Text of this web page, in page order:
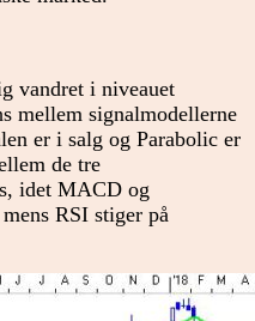
vandret i niveauet
mellem signalmodellerne
er i salg og Parabolic er
de tre
idet MACD og
RSI stiger på